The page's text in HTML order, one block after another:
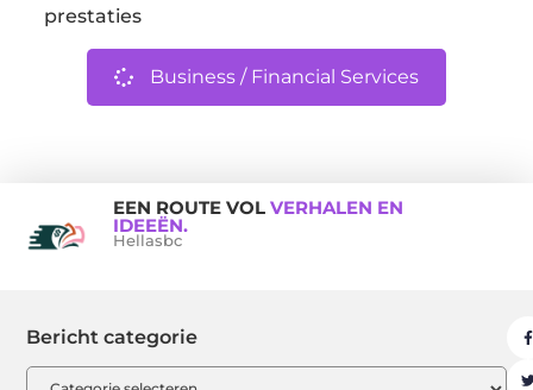
prestaties
Business / Financial Services
EEN ROUTE VOL VERHALEN EN
IDEEËN.
Hellasbc
Bericht categorie